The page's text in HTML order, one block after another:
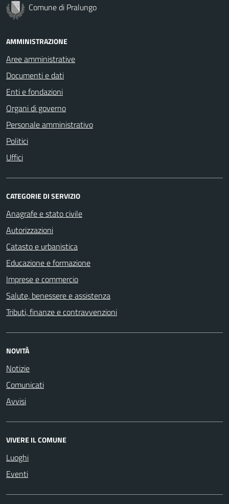
Comune di Pralungo
AMMINISTRAZIONE
Aree amministrative
Documenti e dati
Enti e fondazioni
Organi di governo
Personale amministrativo
Politici
Uffici
CATEGORIE DI SERVIZIO
Anagrafe e stato civile
Autorizzazioni
Catasto e urbanistica
Educazione e formazione
Imprese e commercio
Salute, benessere e assistenza
Tributi, finanze e contravvenzioni
NOVITÀ
Notizie
Comunicati
Avvisi
VIVERE IL COMUNE
Luoghi
Eventi